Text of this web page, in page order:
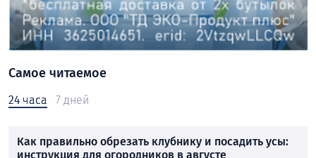
Самое читаемое
24 часа 7 дней
Как правильно обрезать клубнику и посадить усы:
инструкция для огородников в августе